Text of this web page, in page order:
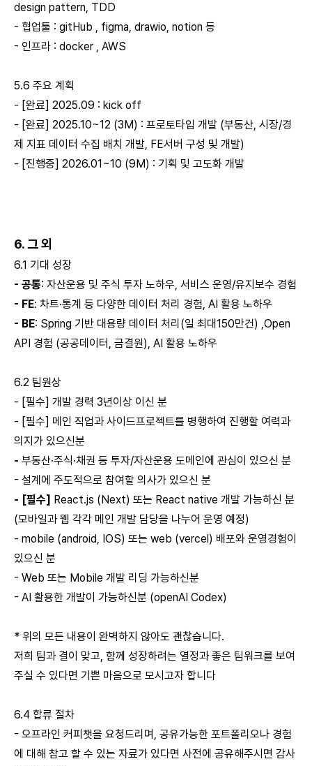
design pattern, TDD
- 협업툴 : gitHub , figma, drawio, notion 등
- 인프라 : docker , AWS
5.6 주요 계획
- [완료] 2025.09 : kick off
- [완료] 2025.10~12 (3M) : 프로토타입 개발 (부동산, 시장/경
제 지표 데이터 수집 배치 개발, FE서버 구성 및 개발)
- [진행중] 2026.01~10 (9M) : 기획 및 고도화 개발
6. 그 외
6.1 기대 성장
- 공통: 자산운용 및 주식 투자 노하우, 서비스 운영/유지보수 경험
- FE: 차트·통계 등 다양한 데이터 처리 경험, AI 활용 노하우
- BE: Spring 기반 대용량 데이터 처리(일 최대150만건) ,Open
API 경험 (공공데이터, 금결원), AI 활용 노하우
6.2 팀원상
- [필수] 개발 경력 3년이상 이신 분
- [필수] 메인 직업과 사이드프로젝트를 병행하여 진행할 여력과
의지가 있으신분
- 부동산·주식·채권 등 투자/자산운용 도메인에 관심이 있으신 분
- 설계에 주도적으로 참여할 의사가 있으신 분
- [필수] React.js (Next) 또는 React native 개발 가능하신 분
(모바일과 웹 각각 메인 개발 담당을 나누어 운영 예정)
- mobile (android, IOS) 또는 web (vercel) 배포와 운영경험이
있으신 분
- Web 또는 Mobile 개발 리딩 가능하신분
- AI 활용한 개발이 가능하신분 (openAI Codex)
* 위의 모든 내용이 완벽하지 않아도 괜찮습니다.
저희 팀과 결이 맞고, 함께 성장하려는 열정과 좋은 팀워크를 보여
주실 수 있다면 기쁜 마음으로 모시고자 합니다
6.4 합류 절차
- 오프라인 커피챗을 요청드리며, 공유가능한 포트폴리오나 경험
에 대해 참고 할 수 있는 자료가 있다면 사전에 공유해주시면 감사